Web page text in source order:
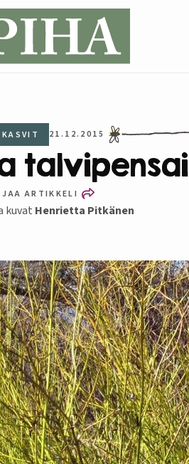
KASVIT 21.12.2015
JAA ARTIKKELI
kuvat Henrietta Pitkänen